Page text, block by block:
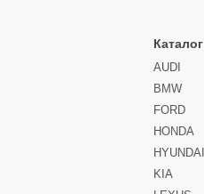
Каталог
AUDI
BMW
FORD
HONDA
HYUNDAI
KIA